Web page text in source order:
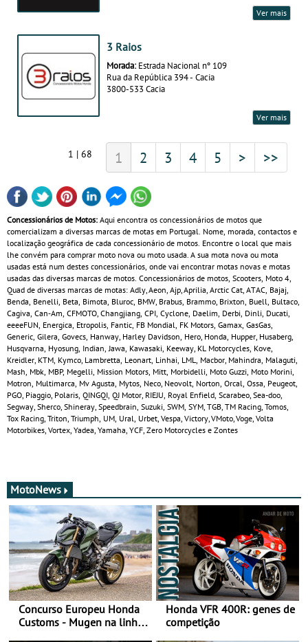
Ver mais
3 Raios
Morada: Estrada Nacional nº 109
Rua da República 394 - Cacia
3800-533 Cacia
Ver mais
1 | 68 1 2 3 4 5 > >>
Concessionários de Motos: Aqui encontra os concessionários de motos que
comercializam a diversas marcas de motas em Portugal. Nome, morada, contactos e
localização geográfica de cada concessionário de motos. Encontre o local que mais
lhe convém para comprar moto nova ou moto usada. A sua mota nova ou mota
usadas está num destes concessionários, onde vai encontrar motas novas e motas
usadas das diversas marcas de motos. Concessionários de motos, Scooters, Moto 4,
Quad de diversas marcas de motas: Adly, Aeon, Ajp, Aprilia, Arctic Cat, ATAC, Bajaj,
Benda, Benelli, Beta, Bimota, Bluroc, BMW, Brabus, Brammo, Brixton, Buell, Bultaco,
Cagiva, Can‑Am, CFMOTO, Changjiang, CPI, Cyclone, Daelim, Derbi, Dinli, Ducati,
eeeeFUN, Energica, Etropolis, Fantic, FB Mondial, FK Motors, Gamax, GasGas,
Generic, Gilera, Govecs, Hanway, Harley Davidson, Hero, Honda, Hupper, Husaberg,
Husqvarna, Hyosung, Indian, Jawa, Kawasaki, Keeway, KL Motorcycles, Kove,
Kreidler, KTM, Kymco, Lambretta, Leonart, Linhai, LML, Macbor, Mahindra, Malaguti,
Mash, Mbk, MBP, Megelli, Mission Motors, Mitt, Morbidelli, Moto Guzzi, Moto Morini,
Motron, Multimarca, Mv Agusta, Mytos, Neco, Neovolt, Norton, Orcal, Ossa, Peugeot,
PGO, Piaggio, Polaris, QINGQI, QJ Motor, RIEJU, Royal Enfield, Scarabeo, Sea-doo,
Segway, Sherco, Shineray, Speedbrain, Suzuki, SWM, SYM, TGB, TM Racing, Tomos,
Tox Racing, Triton, Triumph, UM, Ural, Urbet, Vespa, Victory, VMoto, Voge, Volta
Motorbikes, Vortex, Yadea, Yamaha, YCF, Zero Motorcycles e Zontes
MotoNews
Concurso Europeu Honda
Customs - Mugen na linha
Honda VFR 400R: genes de
competição